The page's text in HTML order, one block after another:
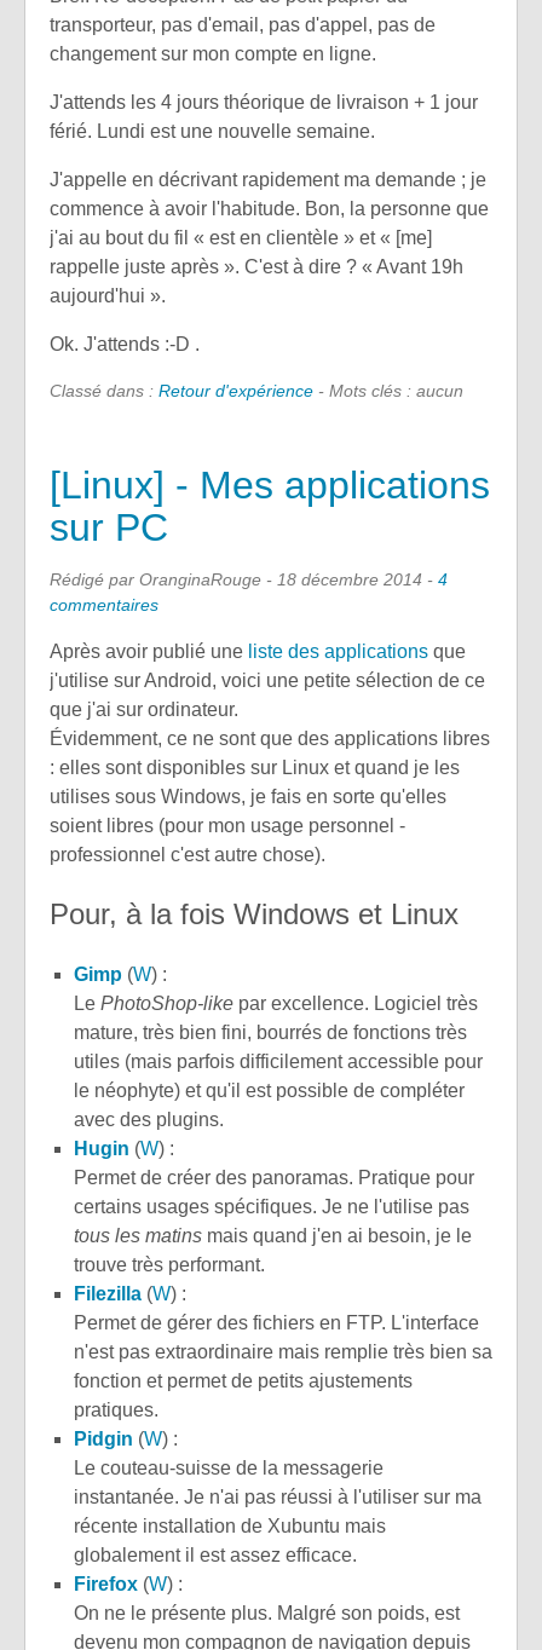
transporteur, pas d'email, pas d'appel, pas de
changement sur mon compte en ligne.
J'attends les 4 jours théorique de livraison + 1 jour
férié. Lundi est une nouvelle semaine.
J'appelle en décrivant rapidement ma demande ; je
commence à avoir l'habitude. Bon, la personne que
j'ai au bout du fil « est en clientèle » et « [me]
rappelle juste après ». C'est à dire ? « Avant 19h
aujourd'hui ».
Ok. J'attends :-D .
Classé dans : Retour d'expérience - Mots clés : aucun
[Linux] - Mes applications
sur PC
Rédigé par OranginaRouge - 18 décembre 2014 - 4
commentaires
Après avoir publié une liste des applications que
j'utilise sur Android, voici une petite sélection de ce
que j'ai sur ordinateur.
Évidemment, ce ne sont que des applications libres
: elles sont disponibles sur Linux et quand je les
utilises sous Windows, je fais en sorte qu'elles
soient libres (pour mon usage personnel -
professionnel c'est autre chose).
Pour, à la fois Windows et Linux
Gimp (W) :
Le PhotoShop-like par excellence. Logiciel très
mature, très bien fini, bourrés de fonctions très
utiles (mais parfois difficilement accessible pour
le néophyte) et qu'il est possible de compléter
avec des plugins.
Hugin (W) :
Permet de créer des panoramas. Pratique pour
certains usages spécifiques. Je ne l'utilise pas
tous les matins mais quand j'en ai besoin, je le
trouve très performant.
Filezilla (W) :
Permet de gérer des fichiers en FTP. L'interface
n'est pas extraordinaire mais remplie très bien sa
fonction et permet de petits ajustements
pratiques.
Pidgin (W) :
Le couteau-suisse de la messagerie
instantanée. Je n'ai pas réussi à l'utiliser sur ma
récente installation de Xubuntu mais
globalement il est assez efficace.
Firefox (W) :
On ne le présente plus. Malgré son poids, est
devenu mon compagnon de navigation depuis